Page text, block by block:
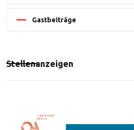
Gastbeiträge
Stellenanzeigen